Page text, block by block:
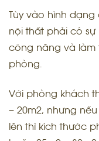
Tùy vào hình
nội thất phải có
công năng và làm
phòng.
Với phòng khách
– 20m2, nhưng
lên thì kích thước